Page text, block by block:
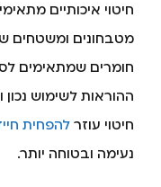
חיטוי איכותיים
מטבחונים ומשטחים
חומרים שמתאימים
ההוראות לשימוש
חיטוי עוזרלהפחית
נעימה ובטוחה יותר.